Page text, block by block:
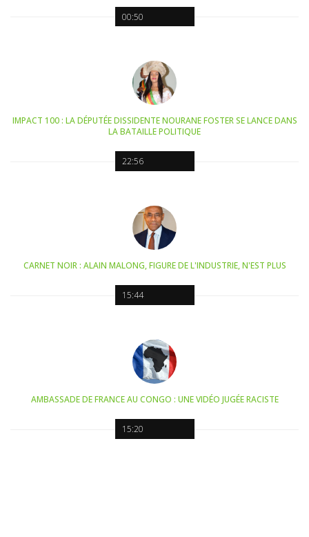
00:50
22:56
IMPACT 100 : LA DÉPUTÉE DISSIDENTE NOURANE FOSTER SE LANCE DANS
LA BATAILLE POLITIQUE
15:44
CARNET NOIR : ALAIN MALONG, FIGURE DE L'INDUSTRIE, N'EST PLUS
15:20
AMBASSADE DE FRANCE AU CONGO : UNE VIDÉO JUGÉE RACISTE